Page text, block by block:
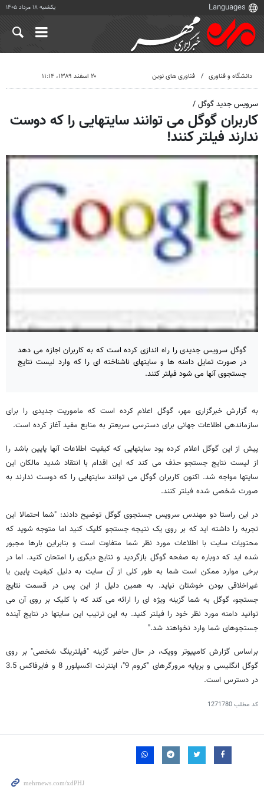
یکشنبه ۱۸ مرداد ۱۴۰۵
دانشگاه و فناوری فناوری های نوین ۲۰ اسفند ۱۳۸۹، ۱۱:۱۴
سرویس جدید گوگل /
کاربران گوگل می توانند سایتهایی را که دوست
ندارند فیلتر کنند!
گوگل سرویس جدیدی را راه اندازی کرده است که به کاربران اجازه می دهد
در صورت تمایل دامنه ها و سایتهای ناشناخته ای را که وارد لیست نتایج
جستجوی آنها می شود فیلتر کنند.
به گزارش خبرگزاری مهر، گوگل اعلام کرده است که ماموریت جدیدی را برای
سازماندهی اطلاعات جهانی برای دسترسی سریعتر به منابع مفید آغاز کرده است.
پیش از این گوگل اعلام کرده بود سایتهایی که کیفیت اطلاعات آنها پایین باشد را
از لیست نتایج جستجو حذف می کند که این اقدام با انتقاد شدید مالکان این
سایتها مواجه شد. اکنون کاربران گوگل می توانند سایتهایی را که دوست ندارند به
صورت شخصی شده فیلتر کنند.
در این راستا دو مهندس سرویس جستجوی گوگل توضیح دادند: "شما احتمالا این
تجربه را داشته اید که بر روی یک نتیجه جستجو کلیک کنید اما متوجه شوید که
محتویات سایت با اطلاعات مورد نظر شما متفاوت است و بنابراین بارها مجبور
شده اید که دوباره به صفحه گوگل بازگردید و نتایج دیگری را امتحان کنید. اما در
برخی موارد ممکن است شما به طور کلی از آن سایت به دلیل کیفیت پایین یا
غیراخلاقی بودن خوشتان نیاید. به همین دلیل از این پس در قسمت نتایج
جستجو، گوگل به شما گزینه ویژه ای را ارائه می کند که با کلیک بر روی آن می
توانید دامنه مورد نظر خود را فیلتر کنید. به این ترتیب این سایتها در نتایج آینده
جستجوهای شما وارد نخواهند شد."
براساس گزارش کامپیوتر وویک، در حال حاضر گزینه "فیلترینگ شخصی" بر روی
گوگل انگلیسی و برپایه مرورگرهای "کروم 9"، اینترنت اکسپلورر 8 و فایرفاکس 3.5
در دسترس است.
کد مطلب1271780